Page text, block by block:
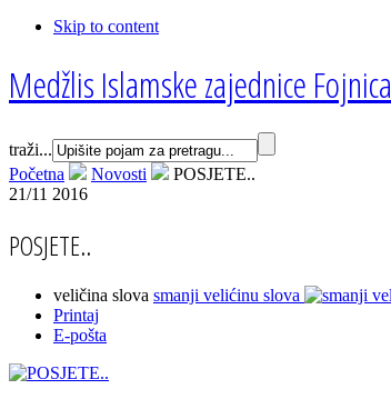
Skip to content
Medžlis Islamske zajednice Fojnica
traži...
Početna
Novosti
POSJETE..
21/11 2016
POSJETE..
veličina slova smanji velićinu slova
Printaj
E-pošta